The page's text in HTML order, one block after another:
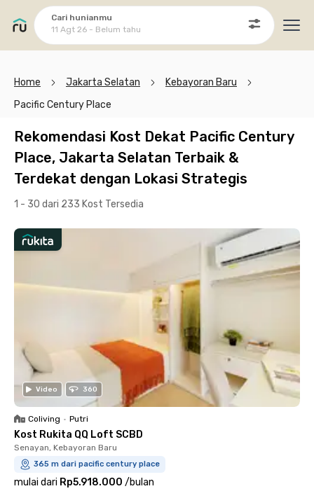
Cari hunianmu
11 Agt 26 - Belum tahu
Home Jakarta Selatan
Kebayoran Baru
Pacific Century Place
Rekomendasi Kost Dekat Pacific Century
Place, Jakarta Selatan Terbaik &
Terdekat dengan Lokasi Strategis
1 - 30 dari 233 Kost Tersedia
Video 360
Coliving • Putri
Kost Rukita QQ Loft SCBD
Senayan, Kebayoran Baru
365 m dari pacific century place
mulai dari Rp5.918.000 /bulan